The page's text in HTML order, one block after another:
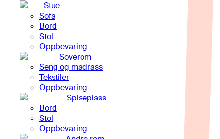
Stue
Sofa
Bord
Stol
Oppbevaring
Soverom
Seng og madrass
Tekstiler
Oppbevaring
Spiseplass
Bord
Stol
Oppbevaring